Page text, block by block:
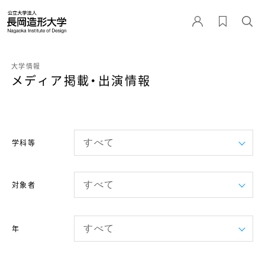
大学情報
メディア掲載・出演情報
学科等
対象者
年